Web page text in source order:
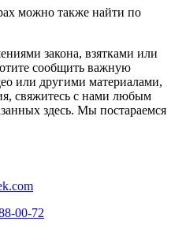
можно также найти по
закона, взятками или
сообщить важную
или другими материалами,
свяжитесь с нами любым
здесь. Мы постараемся
00-72